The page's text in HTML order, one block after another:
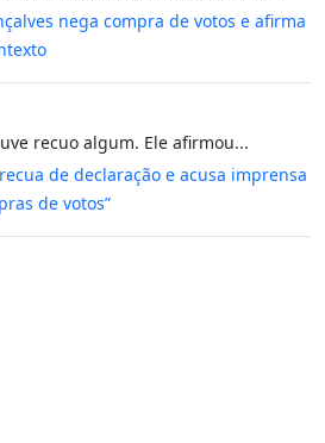
nega compra de votos e afirma
recuo algum. Ele afirmou...
de declaração e acusa imprensa
de votos”